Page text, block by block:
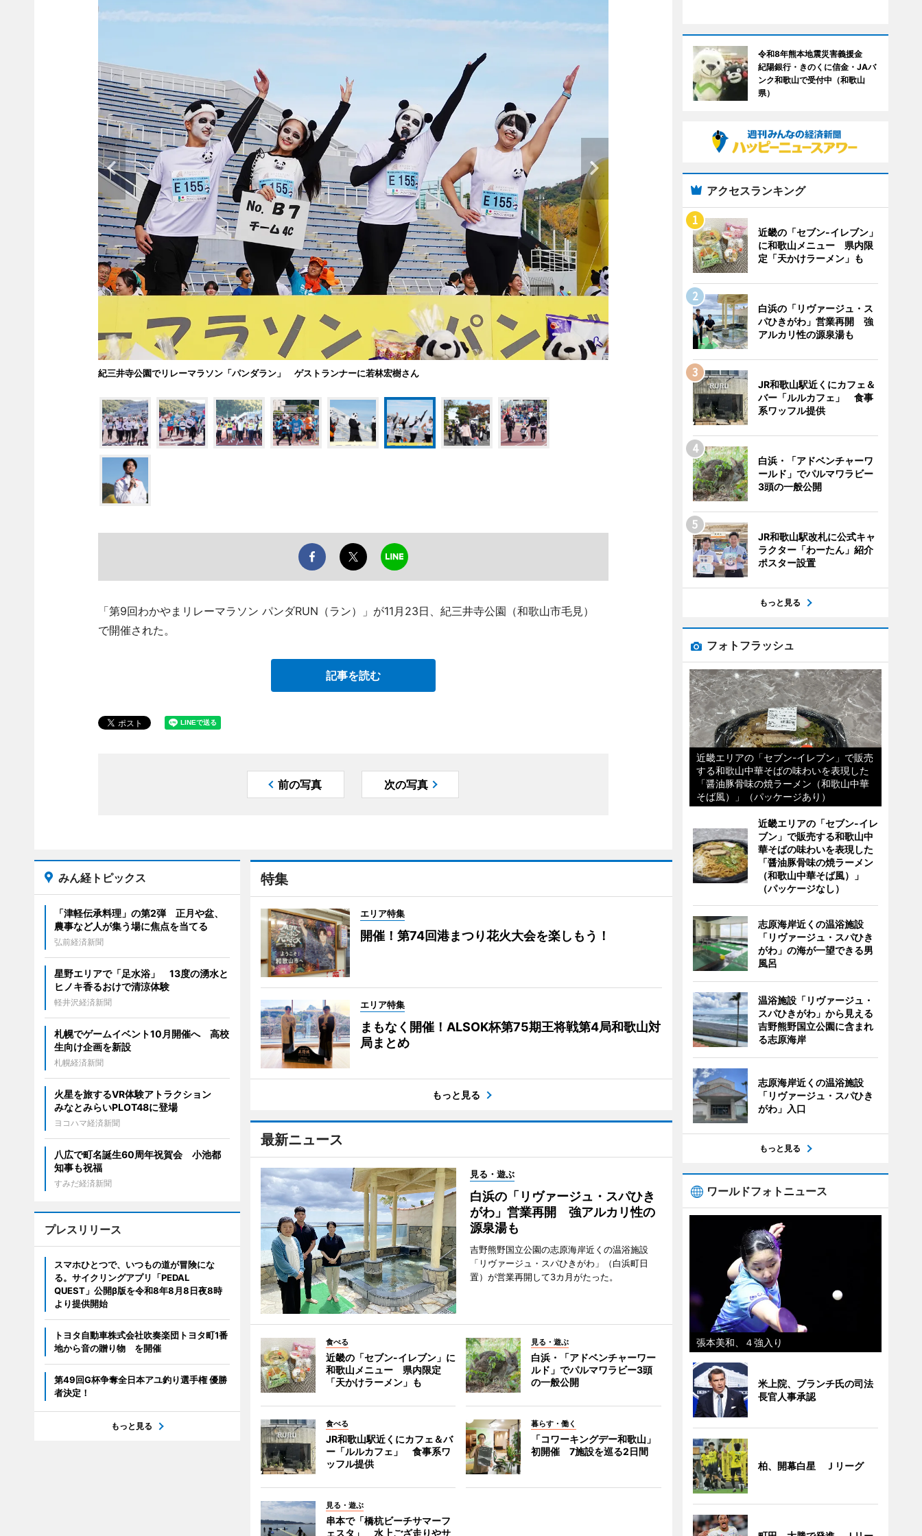
紀三井寺公園でリレーマラソン「パンダラン」 ゲストランナーに若林宏樹さん
「第9回わかやまリレーマラソン パンダRUN（ラン）」が11月23日、紀三井寺公園（和歌山市毛見）
で開催された。
記事を読む
前の写真 次の写真
特集
エリア特集
開催！第74回港まつり花火大会を楽しもう！
エリア特集
まもなく開催！ALSOK杯第75期王将戦第4局和歌山対
局まとめ
もっと見る
最新ニュース
見る・遊ぶ
白浜の「リヴァージュ・スパひき
がわ」営業再開 強アルカリ性の
源泉湯も
吉野熊野国立公園の志原海岸近くの温浴施設
「リヴァージュ・スパひきがわ」（白浜町日
置）が営業再開して3カ月がたった。
食べる
近畿の「セブン-イレブン」に
和歌山メニュー 県内限定
「天かけラーメン」も
見る・遊ぶ
白浜・「アドベンチャーワー
ルド」でパルマワラビー3頭
の一般公開
食べる
JR和歌山駅近くにカフェ＆バ
ー「ルルカフェ」 食事系ワ
ッフル提供
暮らす・働く
「コワーキングデー和歌山」
初開催 7施設を巡る2日間
見る・遊ぶ
串本で「橋杭ビーチサマーフ
ェスタ」 水上ござ走りやサ
みん経トピックス
「津軽伝承料理」の第2弾 正月や盆、
農事など人が集う場に焦点を当てる
弘前経済新聞
星野エリアで「足水浴」 13度の湧水と
ヒノキ香るおけで清涼体験
軽井沢経済新聞
札幌でゲームイベント10月開催へ 高校
生向け企画を新設
札幌経済新聞
火星を旅するVR体験アトラクション
みなとみらいPLOT48に登場
ヨコハマ経済新聞
八広で町名誕生60周年祝賀会 小池都
知事も祝福
すみだ経済新聞
プレスリリース
スマホひとつで、いつもの道が冒険にな
る。サイクリングアプリ「PEDAL
QUEST」公開β版を令和8年8月8日夜8時
より提供開始
トヨタ自動車株式会社吹奏楽団トヨタ町1番
地から音の贈り物 を開催
第49回G杯争奪全日本アユ釣り選手権 優勝
者決定！
もっと見る
令和8年熊本地震災害義援金
紀陽銀行・きのくに信金・JAバ
ンク和歌山で受付中（和歌山
県）
アクセスランキング
近畿の「セブン-イレブン」
に和歌山メニュー 県内限
定「天かけラーメン」も
白浜の「リヴァージュ・ス
パひきがわ」営業再開 強
アルカリ性の源泉湯も
JR和歌山駅近くにカフェ＆
バー「ルルカフェ」 食事
系ワッフル提供
白浜・「アドベンチャーワ
ールド」でパルマワラビー
3頭の一般公開
JR和歌山駅改札に公式キャ
ラクター「わーたん」紹介
ポスター設置
もっと見る
フォトフラッシュ
近畿エリアの「セブン-イレブン」で販売
する和歌山中華そばの味わいを表現した
「醤油豚骨味の焼ラーメン（和歌山中華
そば風）」（パッケージあり）
近畿エリアの「セブン-イレ
ブン」で販売する和歌山中
華そばの味わいを表現した
「醤油豚骨味の焼ラーメン
（和歌山中華そば風）」
（パッケージなし）
志原海岸近くの温浴施設
「リヴァージュ・スパひき
がわ」の海が一望できる男
風呂
温浴施設「リヴァージュ・
スパひきがわ」から見える
吉野熊野国立公園に含まれ
る志原海岸
志原海岸近くの温浴施設
「リヴァージュ・スパひき
がわ」入口
もっと見る
ワールドフォトニュース
張本美和、４強入り
米上院、ブランチ氏の司法
長官人事承認
柏、開幕白星 Ｊリーグ